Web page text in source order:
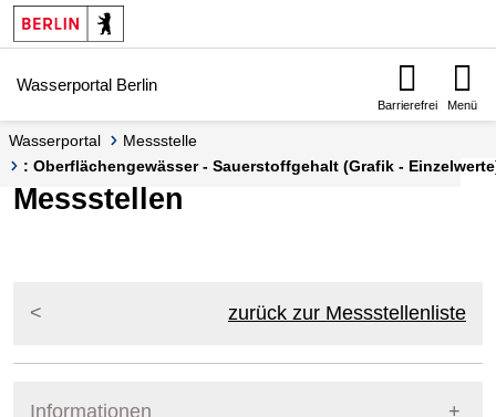
Springe zur Navigation
Springe zum Inhalt
Wasserportal Berlin
Barrierefrei Menü
Wasserportal
Messstelle
: Oberflächengewässer - Sauerstoffgehalt (Grafik -
Messstellen
zurück zur Messstellenliste
Informationen